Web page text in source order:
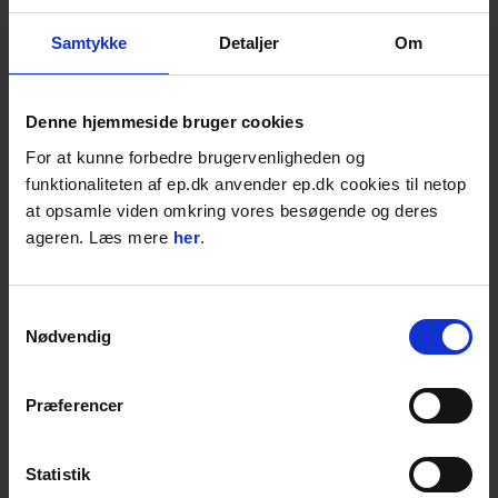
Samtykke Detaljer Om
Denne hjemmeside bruger cookies
For at kunne forbedre brugervenligheden og
funktionaliteten af ep.dk anvender ep.dk cookies til netop
at opsamle viden omkring vores besøgende og deres
ageren. Læs mere her.
Nødvendig
Præferencer
Statistik
333,00DKK
DKK inkl. moms
Tre sprøjtemønstre
Let rensning